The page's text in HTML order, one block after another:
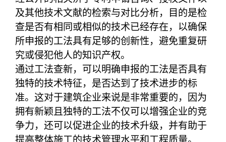
及其他技术文献的检索与对比分析，目的是检
查是否有相同或相似的技术已经存在，以确保
所申报的工法具有足够的创新性，避免重复研
究或侵犯他人的知识产权。
通过工法查新，可以明确申报的工法是否具有
独特的技术特征，是否达到了技术进步的标
准。这对于建筑企业来说是非常重要的，因为
拥有新颖且独特的工法不仅可以增强企业的竞
争力，还可以促进企业的技术升级，并有助于
提高整体施工的技术管理水平和工程质量。